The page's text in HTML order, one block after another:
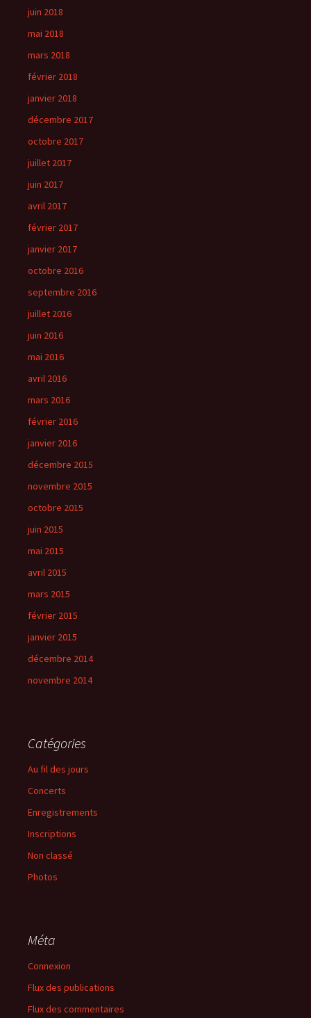
juin 2018
mai 2018
mars 2018
février 2018
janvier 2018
décembre 2017
octobre 2017
juillet 2017
juin 2017
avril 2017
février 2017
janvier 2017
octobre 2016
septembre 2016
juillet 2016
juin 2016
mai 2016
avril 2016
mars 2016
février 2016
janvier 2016
décembre 2015
novembre 2015
octobre 2015
juin 2015
mai 2015
avril 2015
mars 2015
février 2015
janvier 2015
décembre 2014
novembre 2014
Catégories
Au fil des jours
Concerts
Enregistrements
Inscriptions
Non classé
Photos
Méta
Connexion
Flux des publications
Flux des commentaires